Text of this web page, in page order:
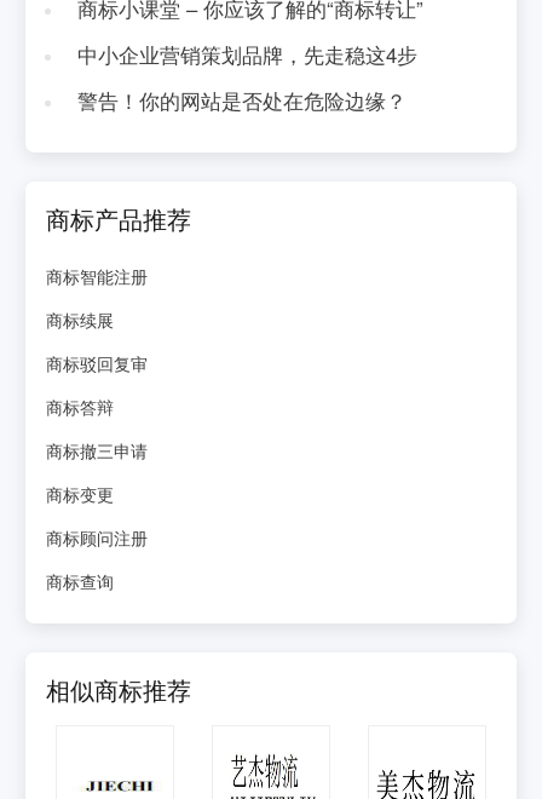
商标小课堂 – 你应该了解的“商标转让”
中小企业营销策划品牌，先走稳这4步
警告！你的网站是否处在危险边缘？
商标产品推荐
商标智能注册
商标续展
商标驳回复审
商标答辩
商标撤三申请
商标变更
商标顾问注册
商标查询
相似商标推荐